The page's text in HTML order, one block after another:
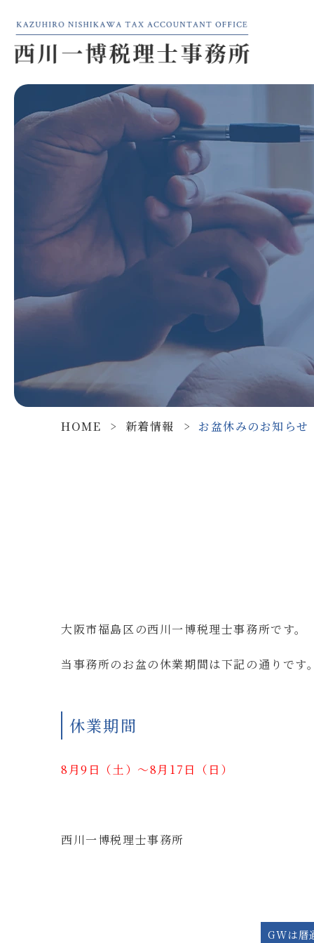
HOME > 新着情報 > お盆休みのお知らせ
大阪市福島区の西川一博税理士事務所です。
当事務所のお盆の休業期間は下記の通りです
休業期間
8月9日（土）〜8月17日（日）
西川一博税理士事務所